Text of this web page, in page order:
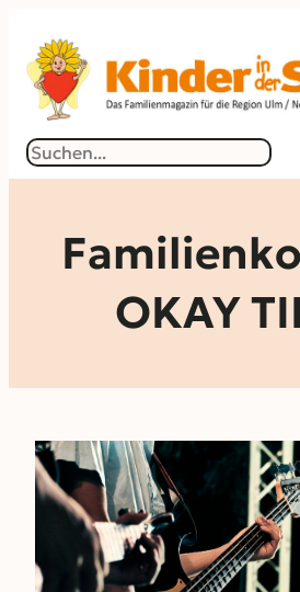
Inhalt
springen
Suchen
OKAY